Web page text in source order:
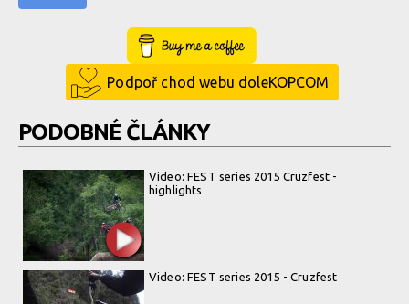
Buy Me a Coffee
Podpoř chod webu doleKOPCOM
PODOBNÉ ČLÁNKY
Video: FEST series 2015 Cruzfest -
highlights
Video: FEST series 2015 - Cruzfest